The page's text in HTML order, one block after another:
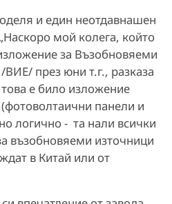
и един неотдавнашен
мой колега, който
за Възобновяеми
през юни т.г., разказа
е било изложение
панели и
логично - та нали всички
възобновяеми източници
в Китай или от